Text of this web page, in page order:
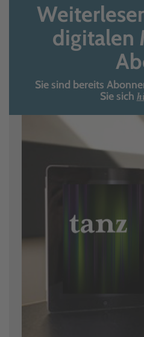
digitalen
Sie sind bereits
Sie sich